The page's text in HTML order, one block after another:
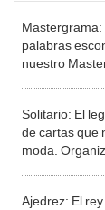
Mastergrama:
palabras
nuestro
Solitario: El
de cartas que
moda.
Ajedrez: El